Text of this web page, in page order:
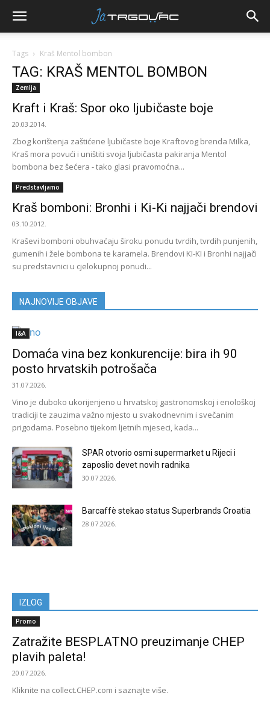
Tags Kraš Mentol bombon
TAG: KRAŠ MENTOL BOMBON
Zemlja
Kraft i Kraš: Spor oko ljubičaste boje
20.03.2014.
Zbog korištenja zaštićene ljubičaste boje Kraftovog brenda Milka,
Kraš mora povući i uništiti svoja ljubičasta pakiranja Mentol
bombona bez šećera - tako glasi pravomoćna...
Predstavljamo
Kraš bomboni: Bronhi i Ki-Ki najjači brendovi
03.10.2012.
Kraševi bomboni obuhvaćaju široku ponudu tvrdih, tvrdih punjenih,
gumenih i žele bombona te karamela. Brendovi KI-KI i Bronhi najjači
su predstavnici u cjelokupnoj ponudi...
NAJNOVIJE OBJAVE
I&A
Domaća vina bez konkurencije: bira ih 90
posto hrvatskih potrošača
31.07.2026.
Vino je duboko ukorijenjeno u hrvatskoj gastronomskoj i enološkoj
tradiciji te zauzima važno mjesto u svakodnevnim i svečanim
prigodama. Posebno tijekom ljetnih mjeseci, kada...
SPAR otvorio osmi supermarket u Rijeci i
zaposlio devet novih radnika
30.07.2026.
Barcaffè stekao status Superbrands Croatia
28.07.2026.
IZLOG
Promo
Zatražite BESPLATNO preuzimanje CHEP
plavih paleta!
20.07.2026.
Kliknite na collect.CHEP.com i saznajte više.